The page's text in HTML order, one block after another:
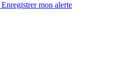
Enregistrermon alerte